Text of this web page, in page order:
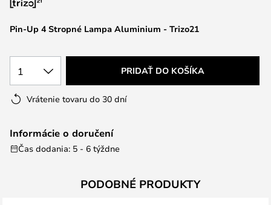
Pin-Up 4 Stropné Lampa Aluminium - Trizo21
1 PRIDAŤ DO KOŠÍKA
Vrátenie tovaru do 30 dní
Informácie o doručení
Čas dodania: 5 - 6 týždne
PODOBNÉ PRODUKTY